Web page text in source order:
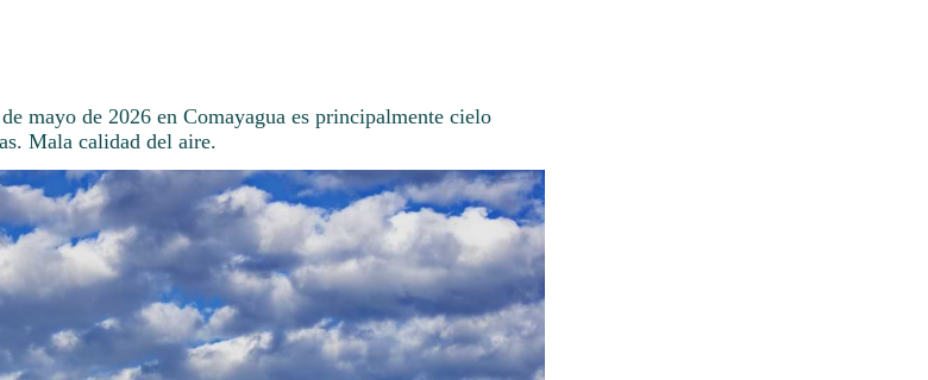
mayo de 2026 en Comayagua es principalmente cielo
Mala calidad del aire.